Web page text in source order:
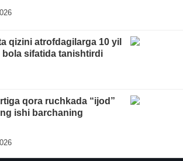
qizini atrofdagilarga 10 yil
bola sifatida tanishtirdi
qora ruchkada “ijod”
ishi barchaning